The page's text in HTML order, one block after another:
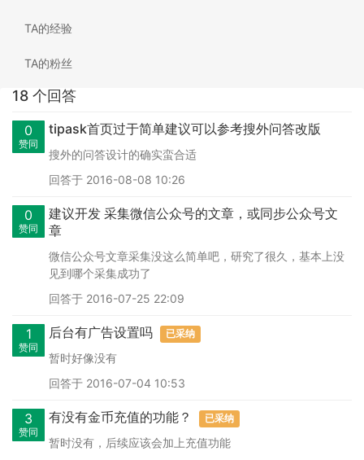
TA的经验
TA的粉丝
18 个回答
0
赞同
tipask首页过于简单建议可以参考搜外问答改版
搜外的问答设计的确实蛮合适
回答于 2016-08-08 10:26
0
赞同
建议开发 采集微信公众号的文章，或同步公众号文
章
微信公众号文章采集没这么简单吧，研究了很久，基本上没
见到哪个采集成功了
回答于 2016-07-25 22:09
1
赞同
后台有广告设置吗 已采纳
暂时好像没有
回答于 2016-07-04 10:53
3
赞同
有没有金币充值的功能？ 已采纳
暂时没有，后续应该会加上充值功能